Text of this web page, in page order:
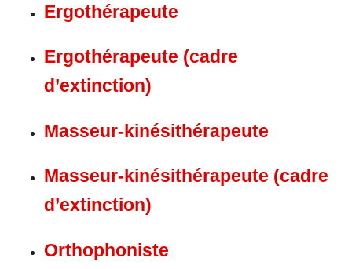
Ergothérapeute
Ergothérapeute (cadre
d’extinction)
Masseur-kinésithérapeute
Masseur-kinésithérapeute (cadre
d’extinction)
Orthophoniste